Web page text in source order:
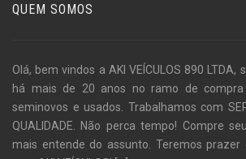
QUEM SOMOS
Olá, bem vindos a AKI VEÍCULOS 890
há mais de 20 anos no ramo de
seminovos e usados. Trabalhamos com
QUALIDADE. Não perca tempo! Compre
mais entende do assunto. Teremos prazer